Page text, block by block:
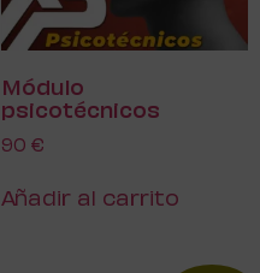
Módulo
psicotécnicos
90 €
Añadir al carrito